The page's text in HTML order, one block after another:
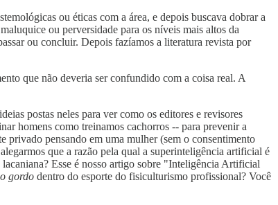
ou éticas com a área, e depois buscava dobrar a
ou perversidade para os níveis mais altos da
ou concluir. Depois fazíamos a literatura revista por
que não deveria ser confundido com a coisa real. A
postas neles para ver como os editores e revisores
homens como treinamos cachorros -- para prevenir a
privado pensando em uma mulher (sem o consentimento
que a razão pela qual a superinteligência artificial é
Esse é nosso artigo sobre "Inteligência Artificial
gordo dentro do esporte do fisiculturismo profissional? Você